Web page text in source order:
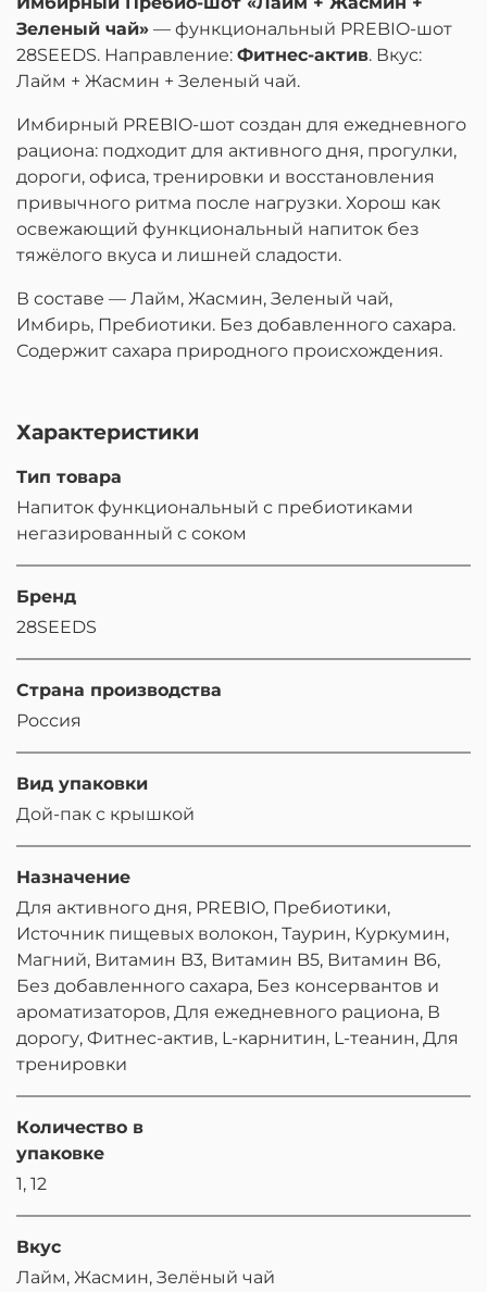
Зеленый чай» — функциональный PREBIO-шот
28SEEDS. Направление: Фитнес-актив. Вкус:
Лайм + Жасмин + Зеленый чай.
Имбирный PREBIO-шот создан для ежедневного
рациона: подходит для активного дня, прогулки,
дороги, офиса, тренировки и восстановления
привычного ритма после нагрузки. Хорош как
освежающий функциональный напиток без
тяжёлого вкуса и лишней сладости.
В составе — Лайм, Жасмин, Зеленый чай,
Имбирь, Пребиотики. Без добавленного сахара.
Содержит сахара природного происхождения.
Характеристики
Тип товара
Напиток функциональный с пребиотиками
негазированный с соком
Бренд
28SEEDS
Страна производства
Россия
Вид упаковки
Дой-пак с крышкой
Назначение
Для активного дня, PREBIO, Пребиотики,
Источник пищевых волокон, Таурин, Куркумин,
Магний, Витамин B3, Витамин B5, Витамин B6,
Без добавленного сахара, Без консервантов и
ароматизаторов, Для ежедневного рациона, В
дорогу, Фитнес-актив, L-карнитин, L-теанин, Для
тренировки
Количество в
упаковке
1, 12
Вкус
Лайм, Жасмин, Зелёный чай